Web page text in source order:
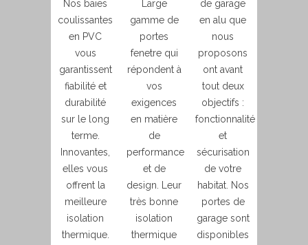
Nos baies
coulissantes
en PVC
vous
garantissent
fiabilité et
durabilité
sur le long
terme.
Innovantes,
elles vous
offrent la
meilleure
isolation
thermique.
Large
gamme de
portes
fenetre qui
répondent à
vos
exigences
en matière
de
performance
et de
design. Leur
très bonne
isolation
thermique
de garage
en alu que
nous
proposons
ont avant
tout deux
objectifs :
fonctionnalité
et
sécurisation
de votre
habitat. Nos
portes de
garage sont
disponibles